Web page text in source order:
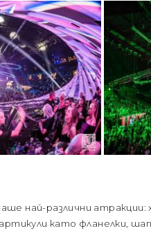
най-различни атракции:
като фланелки,